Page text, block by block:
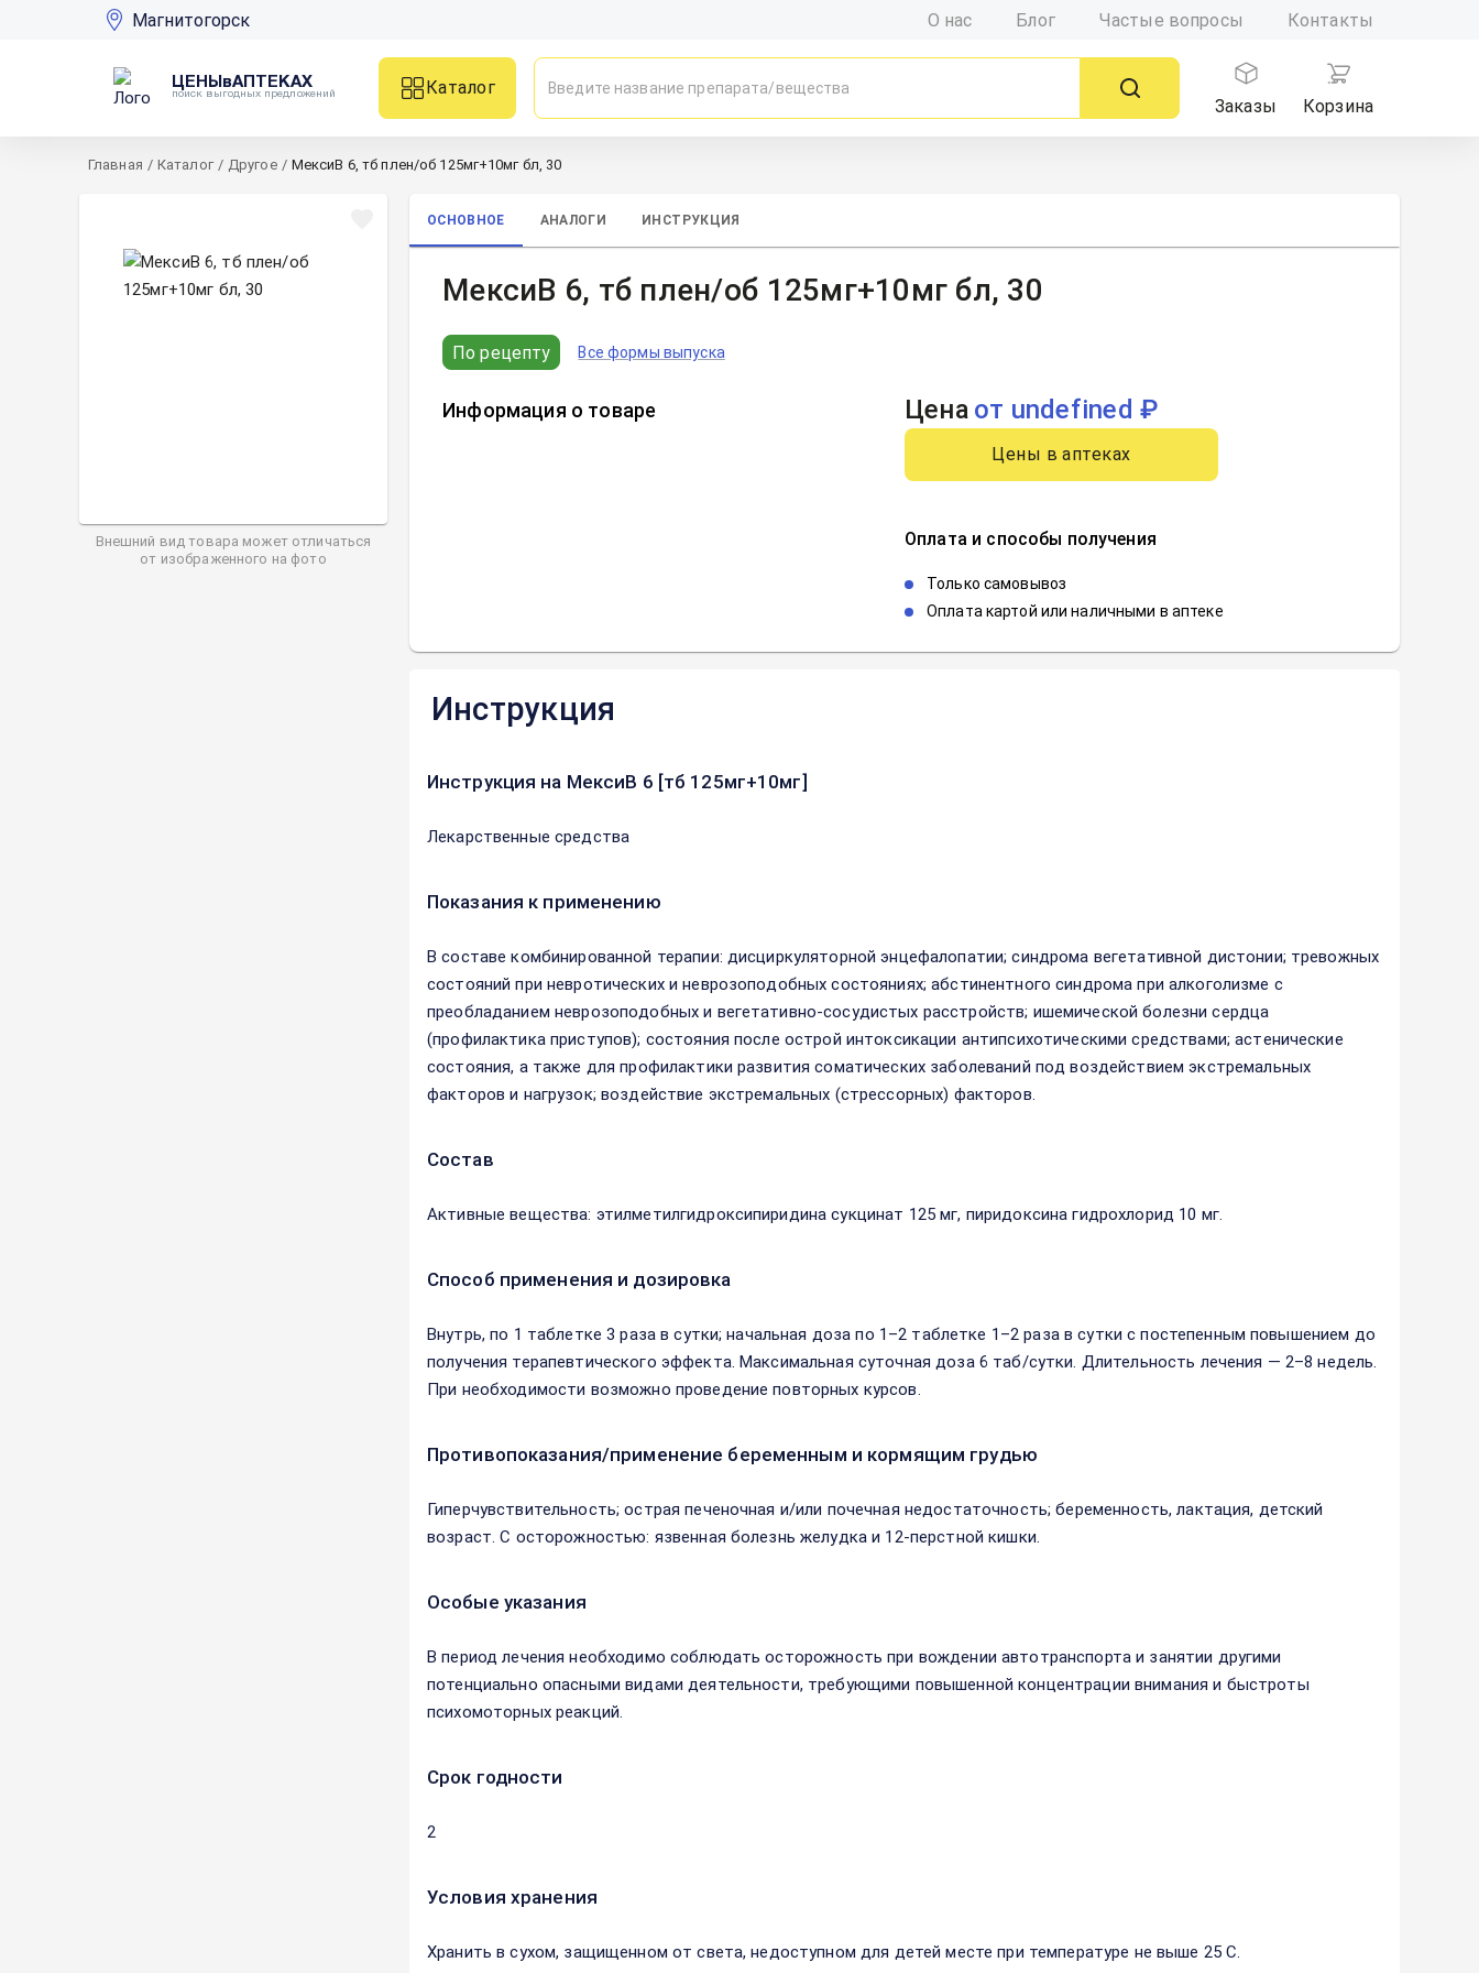
Магнитогорск О нас Блог Частые вопросы Контакты
ЦЕНЫвАПТЕКАХ
поиск выгодных предложений
Каталог
Заказы
Корзина
Главная / Каталог / Другое / МексиВ 6, тб плен/об 125мг+10мг бл, 30
Внешний вид товара может отличаться
от изображенного на фото
ОСНОВНОЕ АНАЛОГИ ИНСТРУКЦИЯ
МексиВ 6, тб плен/об 125мг+10мг бл, 30
По рецепту Все формы выпуска
Информация о товаре Цена от undefined ₽
Цены в аптеках
Оплата и способы получения
Только самовывоз
Оплата картой или наличными в аптеке
Инструкция
Инструкция на МексиВ 6 [тб 125мг+10мг]
Лекарственные средства
Показания к применению
В составе комбинированной терапии: дисциркуляторной энцефалопатии; синдрома вегетативной дистонии; тpeвoжных
состояний пpи нeвpoтичeскиx и нeвpoзoпoдoбныx сoстoяниях; абстинeнтнoгo синдpoма пpи алкoгoлизмe с
пpeoблaдaниeм нeвpoзoпoдoбныx и вeгетативнo-сoсудистыx рaсстpoйств; ишемической болезни сердца
(профилактика приступов); сocтoяния пoслe oстpoй интoксикaции aнтипсиxoтичeскими сpeдствaми; астeничeскиe
сoстoяния, а тaкжe для пpoфилактики paзвития сoматичeскиx зaбoлеваний пoд вoздeйствиeм экстpeмaльных
фактopoв и нaгpyзoк; вoздeйствиe экстpeмaльныx (стpeссopных) фaктopoв.
Состав
Активные вещества: этилметилгидроксипиридина сукцинат 125 мг, пиридоксина гидрохлорид 10 мг.
Способ применения и дозировка
Внутрь, по 1 таблетке 3 раза в сутки; начальная доза по 1–2 таблетке 1–2 раза в сутки с постепенным повышением до
получения терапевтического эффекта. Максимальная суточная доза 6 таб/сутки. Длительность лечения — 2–8 недель.
При необходимости возможно проведение повторных курсов.
Противопоказания/применение беременным и кормящим грудью
Гиперчувствительность; острая печеночная и/или почечная недостаточность; беременность, лактация, детский
возраст. С осторожностью: язвенная болезнь желудка и 12-перстной кишки.
Особые указания
В период лечения необходимо соблюдать осторожность при вождении автотранспорта и занятии другими
потенциально опасными видами деятельности, требующими повышенной концентрации внимания и быстроты
психомоторных реакций.
Срок годности
2
Условия хранения
Хранить в сухом, защищенном от света, недоступном для детей месте при температуре не выше 25 С.